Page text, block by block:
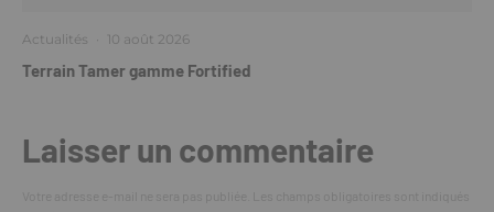
Actualités · 10 août 2026
Terrain Tamer gamme Fortified
Laisser un commentaire